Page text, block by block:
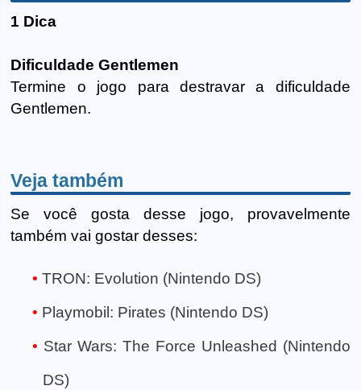
1 Dica
Dificuldade Gentlemen
Termine o jogo para destravar a dificuldade
Gentlemen.
Veja também
Se você gosta desse jogo, provavelmente
também vai gostar desses:
TRON: Evolution (Nintendo DS)
Playmobil: Pirates (Nintendo DS)
Star Wars: The Force Unleashed (Nintendo
DS)